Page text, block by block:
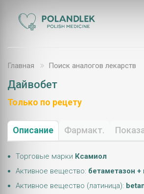
Главная Поиск аналогов лекарств
Дайвобет
Только по рецету
Описание Фармакт.
Торговые марки Ксамиол
Активное вещество: бетаметазон
Активное вещество (латиница):